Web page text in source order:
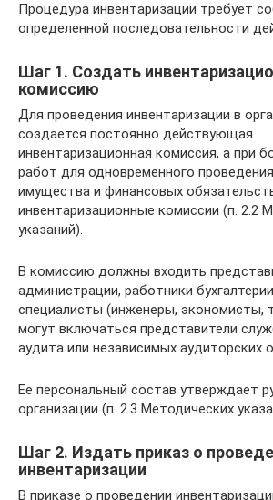
Процедура инвентаризации требует
определенной последовательности
Шаг 1. Создать
комиссию
Для проведения инвентаризации в
создается постоянно действующая
инвентаризационная комиссия, а при
работ для одновременного
имущества и финансовых
инвентаризационные комиссии (п. 2.2
указаний).
В комиссию должны входить
администрации, работники
специалисты (инженеры, экономисты,
могут включаться представители
аудита или независимых аудиторских
Ее персональный состав утверждает
организации (п. 2.3 Методических
Шаг 2. Издать приказ о
инвентаризации
В приказе о проведении